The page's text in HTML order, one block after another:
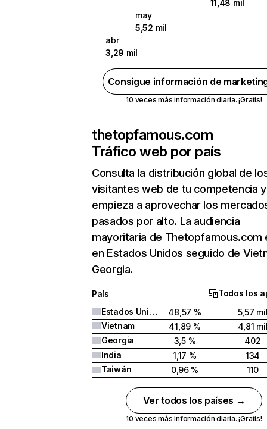
11,48 mil
may
5,52 mil
abr
3,29 mil
Consigue información de
10 veces más información diaria. ¡Gratis!
thetopfamous.com
Tráfico web por país
Consulta la distribución global de
visitantes web de tu competencia y
empieza a aprovechar los
pasados por alto. La audiencia
mayoritaria de Thetopfamous.com
en Estados Unidos seguido de
Georgia.
País
Todos los
Estados Unidos
48,57 %
5,57
Vietnam
41,89 %
4,81
Georgia
3,5 %
402
India
1,17 %
134
Taiwán
0,96 % 110
Ver todos los países →
10 veces más información diaria. ¡Gratis!